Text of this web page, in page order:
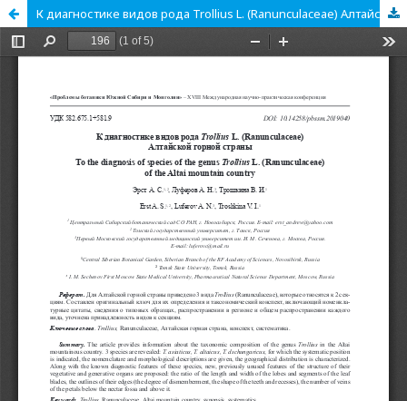
К диагностике видов рода Trollius L. (Ranunculaceae) Алтайской горной страны